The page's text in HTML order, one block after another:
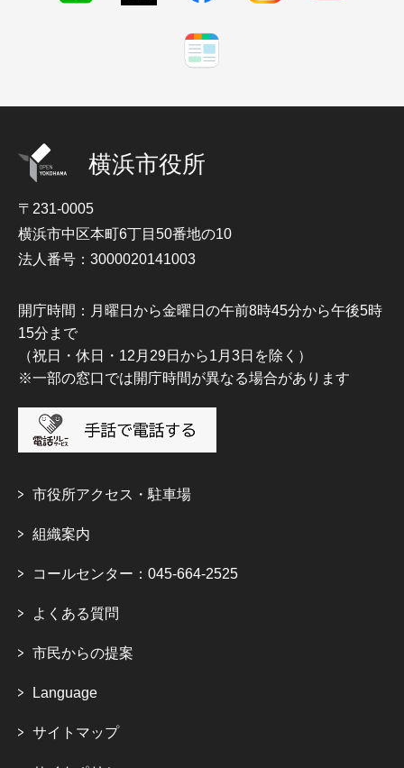
横浜市役所
〒231-0005
横浜市中区本町6丁目50番地の10
法人番号：3000020141003
開庁時間：月曜日から金曜日の午前8時45分から午後5時
15分まで
（祝日・休日・12月29日から1月3日を除く）
※一部の窓口では開庁時間が異なる場合があります
市役所アクセス・駐車場
組織案内
コールセンター：045-664-2525
よくある質問
市民からの提案
Language
サイトマップ